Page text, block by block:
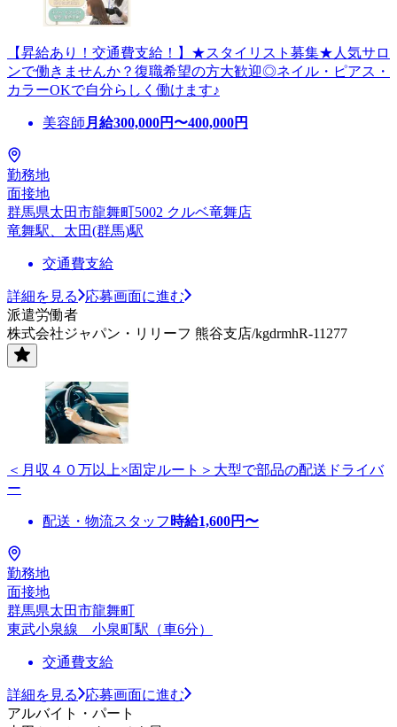
【昇給あり！交通費支給！】★スタイリスト募集★人気サロ
ンで働きませんか？復職希望の方大歓迎◎ネイル・ピアス・
カラーOKで自分らしく働けます♪
美容師 月給300,000円〜400,000円
勤務地
面接地
群馬県太田市龍舞町5002 クルベ竜舞店
竜舞駅、太田(群馬)駅
交通費支給
詳細を見る
応募画面に進む
派遣労働者
株式会社ジャパン・リリーフ 熊谷支店/kgdrmhR-11277
＜月収４０万以上×固定ルート＞大型で部品の配送ドライバ
ー
配送・物流スタッフ 時給1,600円〜
勤務地
面接地
群馬県太田市龍舞町
東武小泉線 小泉町駅（車6分）
交通費支給
詳細を見る
応募画面に進む
アルバイト・パート